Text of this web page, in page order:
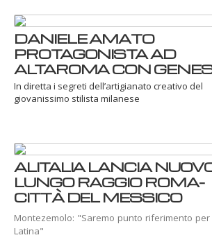
DANIELE AMATO
PROTAGONISTA AD
ALTAROMA CON
In diretta i segreti dell’artigianato creativo del
giovanissimo stilista milanese
ALITALIA LANCIA
LUNGO RAGGIO ROMA-
CITTÀ DEL MESSICO
Montezemolo: "Saremo punto riferimento per
Latina"